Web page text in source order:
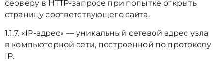
серверу в HTTP-запросе при попытке открыть
страницу соответствующего сайта.
1.1.7. «IP-адрес» — уникальный сетевой адрес узла
в компьютерной сети, построенной по протоколу
IP.